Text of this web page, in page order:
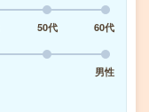
50代
60代
男性